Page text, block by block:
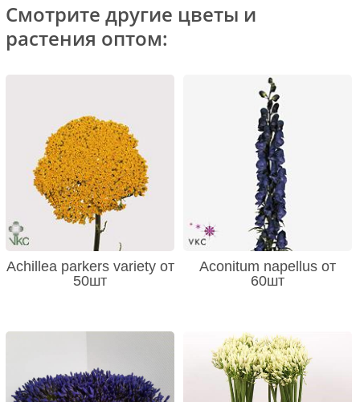
Смотрите другие цветы и
растения оптом:
Achillea parkers variety от
50шт
Aconitum napellus от
60шт